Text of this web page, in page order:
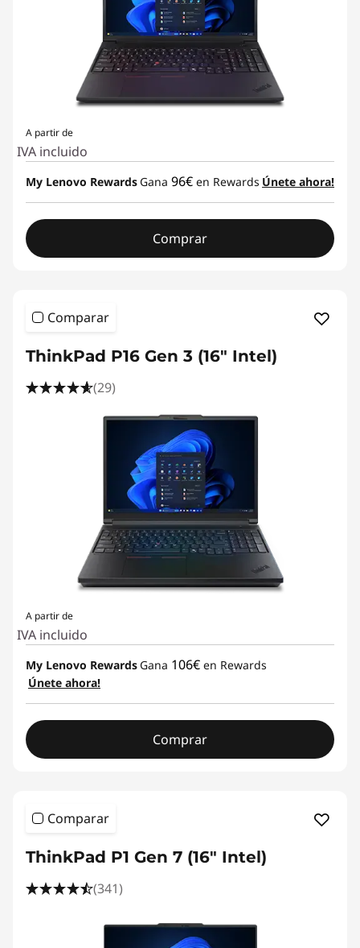
A partir de
IVA incluido
My Lenovo Rewards Gana 96€ en Rewards Únete ahora!
Comprar
Comparar
ThinkPad P16 Gen 3 (16" Intel)
(29)
A partir de
IVA incluido
My Lenovo Rewards Gana 106€ en Rewards
Únete ahora!
Comprar
Comparar
ThinkPad P1 Gen 7 (16" Intel)
(341)